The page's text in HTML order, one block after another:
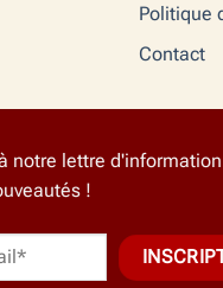
Politique
Contact
notre lettre
!